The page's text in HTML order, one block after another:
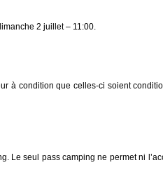
2 juillet – 11:00.
à condition que celles-ci soient
Le seul pass camping ne permet ni